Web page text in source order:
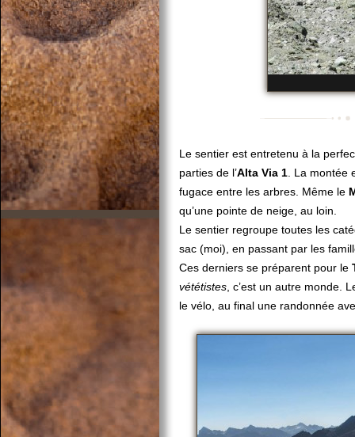
Le sentier est entretenu à la
parties de l’Alta Via 1 . La
fugace entre les arbres. Même le
qu’une pointe de neige, au loin.
Le sentier regroupe toutes les
sac (moi), en passant par les
Ces derniers se préparent pour le
vététistes , c’est un autre monde.
le vélo, au final une randonnée